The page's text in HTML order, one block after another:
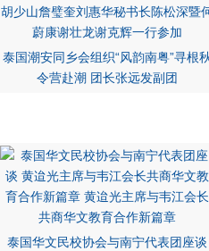
泰国潮安同乡会组织“风韵南粤”寻根
令营赴潮 团长张远发副团
泰国华文民校协会与南宁代表团座谈